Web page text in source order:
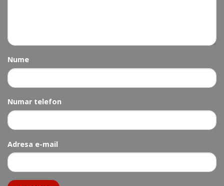
Nume
Numar telefon
Adresa e-mail